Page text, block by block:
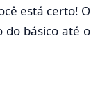
está certo! O
do básico até o